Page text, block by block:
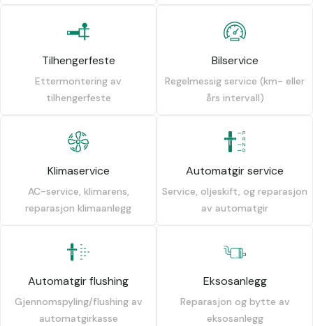
Tilhengerfeste
Ettermontering av
tilhengerfeste
Bilservice
Regelmessig service (km- eller
års intervall)
Klimaservice
AC-service, klimarens,
reparasjon klimaanlegg
Automatgir service
Service, oljeskift, og reparasjon
av automatgir
Automatgir flushing
Gjennomspyling/flushing av
automatgirkasse
Eksosanlegg
Reparasjon og bytte av
eksosanlegg